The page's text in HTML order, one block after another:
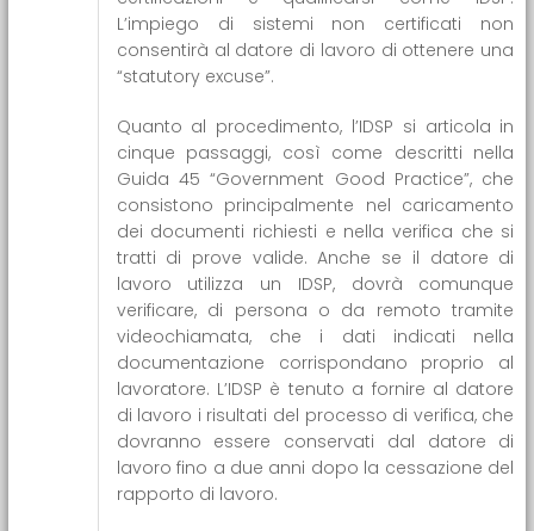
L’impiego di sistemi non certificati non
consentirà al datore di lavoro di ottenere una
“statutory excuse”.
Quanto al procedimento, l’IDSP si articola in
cinque passaggi, così come descritti nella
Guida 45 “Government Good Practice”, che
consistono principalmente nel caricamento
dei documenti richiesti e nella verifica che si
tratti di prove valide. Anche se il datore di
lavoro utilizza un IDSP, dovrà comunque
verificare, di persona o da remoto tramite
videochiamata, che i dati indicati nella
documentazione corrispondano proprio al
lavoratore. L’IDSP è tenuto a fornire al datore
di lavoro i risultati del processo di verifica, che
dovranno essere conservati dal datore di
lavoro fino a due anni dopo la cessazione del
rapporto di lavoro.